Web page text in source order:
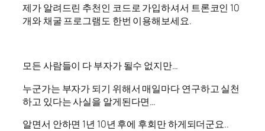
제가 알려드린 추천인 코드로 가입하셔서 트론코인 10
개와 채굴 프로그램도 한번 이용해보세요.
모든 사람들이 다 부자가 될수 없지만…
누군가는 부자가 되기 위해서 매일마다 연구하고 실천
하고 있다는 사실을 알게된다면…
알면서 안하면 1년 10년 후에 후회만 하게되더군요..